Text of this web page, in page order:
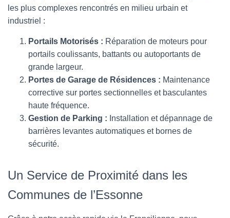
les plus complexes rencontrés en milieu urbain et
industriel :
Portails Motorisés : Réparation de moteurs pour
portails coulissants, battants ou autoportants de
grande largeur.
Portes de Garage de Résidences : Maintenance
corrective sur portes sectionnelles et basculantes
haute fréquence.
Gestion de Parking : Installation et dépannage de
barrières levantes automatiques et bornes de
sécurité.
Un Service de Proximité dans les
Communes de l’Essonne